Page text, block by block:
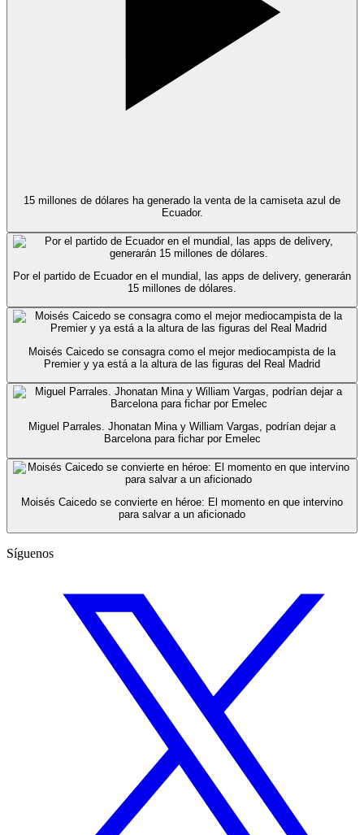
15 millones de dólares ha generado la venta de la camiseta azul de
Ecuador.
Por el partido de Ecuador en el mundial, las apps de delivery, generarán
15 millones de dólares.
Moisés Caicedo se consagra como el mejor mediocampista de la
Premier y ya está a la altura de las figuras del Real Madrid
Miguel Parrales. Jhonatan Mina y William Vargas, podrían dejar a
Barcelona para fichar por Emelec
Moisés Caicedo se convierte en héroe: El momento en que intervino
para salvar a un aficionado
Síguenos